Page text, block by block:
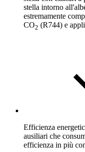
stella intorno
estremamente
CO2 (R744) e
Efficienza
ausiliari che
efficienza in più